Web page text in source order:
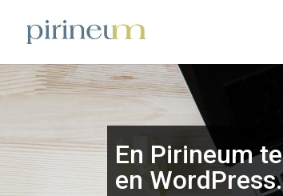
En Pirineum
en WordPress.